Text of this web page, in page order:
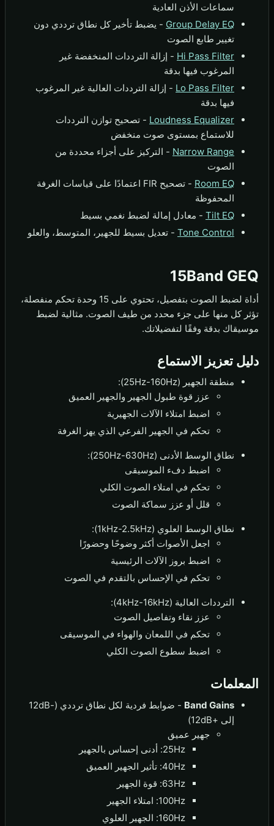
سماعات الأذن العادية
Group Delay EQ - يضبط تأخير كل نطاق ترددي دون
تغيير طابع الصوت
Hi Pass Filter - إزالة الترددات المنخفضة غير
المرغوب فيها بدقة
Lo Pass Filter - إزالة الترددات العالية غير المرغوب
فيها بدقة
Loudness Equalizer - تصحيح توازن الترددات
للاستماع بمستوى صوت منخفض
Narrow Range - التركيز على أجزاء محددة من
الصوت
Room EQ
- تصحيح FIR اعتمادًا على قياسات الغرفة
المحفوظة
Tilt EQ - معادل إمالة لضبط نغمي بسيط
Tone Control - تعديل بسيط للجهير، المتوسط، والعلو
15Band GEQ
أداة لضبط الصوت بتفصيل، تحتوي على 15 وحدة تحكم منفصلة،
تؤثر كل منها على جزء محدد من طيف الصوت. مثالية لضبط
موسيقاك بدقة وفقًا لتفضيلاتك.
دليل تعزيز الاستماع
منطقة الجهير (25Hz-160Hz):
عزز قوة طبول الجهير والجهير العميق
اضبط امتلاء الآلات الجهيرية
تحكم في الجهير الفرعي الذي يهز الغرفة
نطاق الوسط الأدنى (250Hz-630Hz):
اضبط دفء الموسيقى
تحكم في امتلاء الصوت الكلي
قلل أو عزز سماكة الصوت
نطاق الوسط العلوي (1kHz-2.5kHz):
اجعل الأصوات أكثر وضوحًا وحضورًا
اضبط بروز الآلات الرئيسية
تحكم في الإحساس بالتقدم في الصوت
الترددات العالية (4kHz-16kHz):
عزز نقاء وتفاصيل الصوت
تحكم في اللمعان والهواء في الموسيقى
اضبط سطوع الصوت الكلي
المعلمات
Band Gains
- ضوابط فردية لكل نطاق ترددي (-12dB
إلى +12dB)
جهير عميق
25Hz: أدنى إحساس بالجهير
40Hz: تأثير الجهير العميق
63Hz: قوة الجهير
100Hz: امتلاء الجهير
160Hz: الجهير العلوي